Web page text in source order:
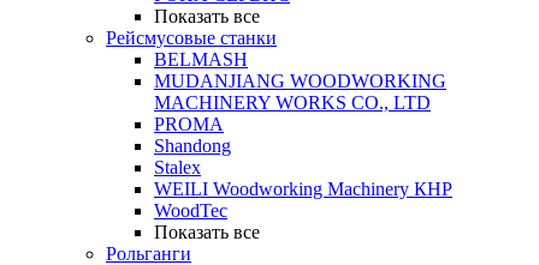
Показать все
Рейсмусовые станки
BELMASH
MUDANJIANG WOODWORKING
MACHINERY WORKS CO., LTD
PROMA
Shandong
Stalex
WEILI Woodworking Machinery КНР
WoodTec
Показать все
Рольганги